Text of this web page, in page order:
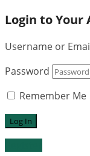
Login to Your
Username or
Password
Remember Me